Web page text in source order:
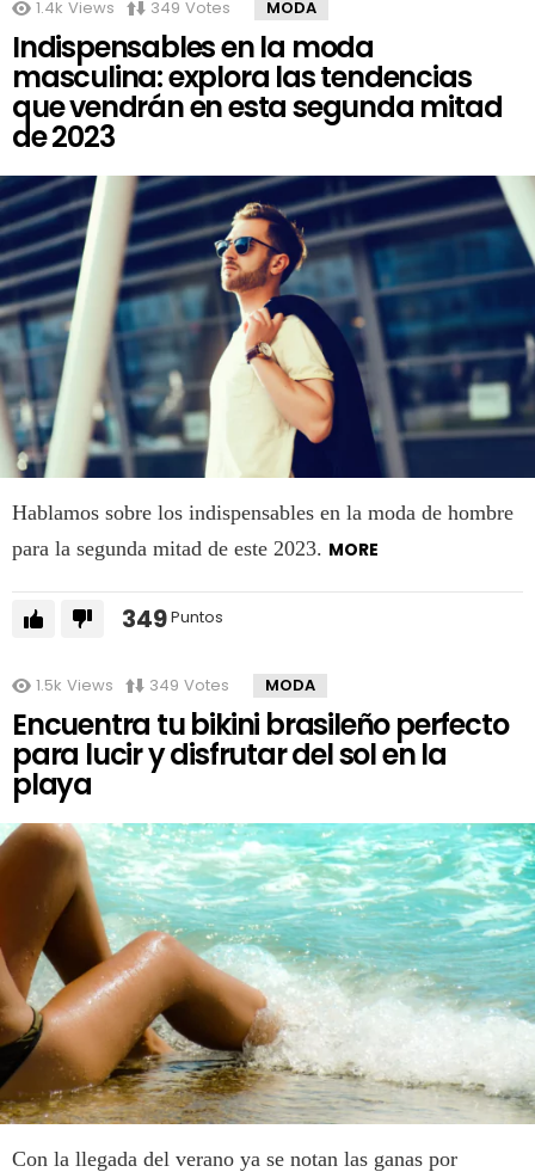
1.4k Views 349 Votes MODA
Indispensables en la moda
masculina: explora las tendencias
que vendrán en esta segunda mitad
de 2023
Hablamos sobre los indispensables en la moda de hombre
para la segunda mitad de este 2023. MORE
349Puntos
1.5k Views 349 Votes MODA
Encuentra tu bikini brasileño perfecto
para lucir y disfrutar del sol en la
playa
Con la llegada del verano ya se notan las ganas por